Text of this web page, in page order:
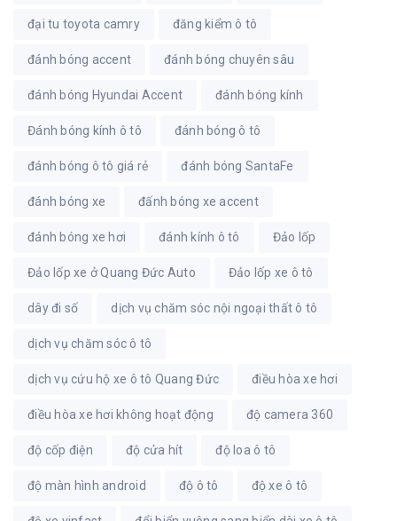
đại tu toyota camry đăng kiểm ô tô
đánh bóng accent đánh bóng chuyên sâu
đánh bóng Hyundai Accent đánh bóng kính
Đánh bóng kính ô tô đánh bóng ô tô
đánh bóng ô tô giá rẻ đánh bóng SantaFe
đánh bóng xe đấnh bóng xe accent
đánh bóng xe hơi đánh kính ô tô Đảo lốp
Đảo lốp xe ở Quang Đức Auto Đảo lốp xe ô tô
dây đi số dịch vụ chăm sóc nội ngoại thất ô tô
dịch vụ chăm sóc ô tô
dịch vụ cứu hộ xe ô tô Quang Đức điều hòa xe hơi
điều hòa xe hơi không hoạt động độ camera 360
độ cốp điện độ cửa hít độ loa ô tô
độ màn hình android độ ô tô độ xe ô tô